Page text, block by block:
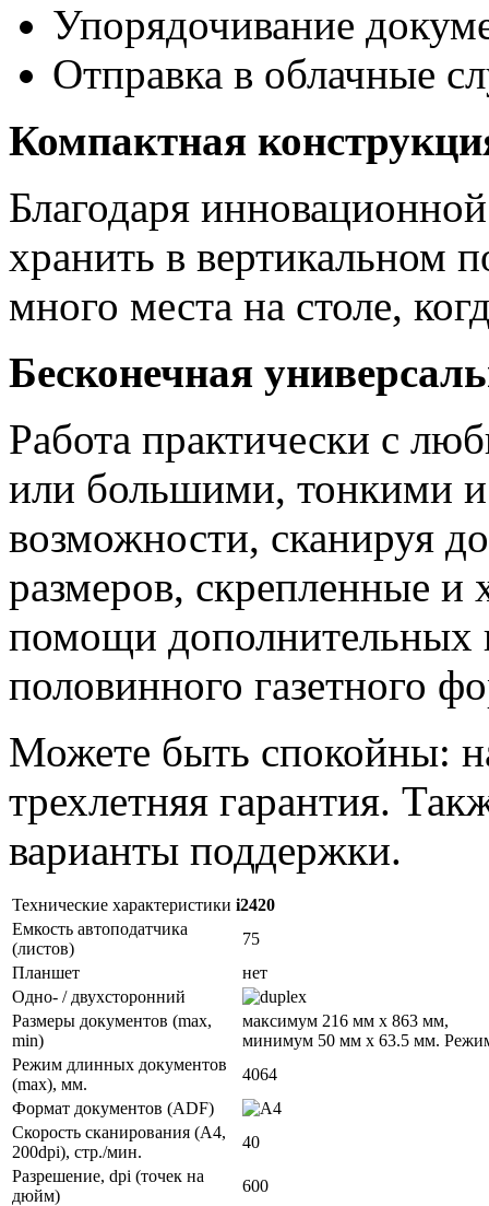
Упорядочивание
Отправка в облачные
Компактная
Благодаря
хранить в вертикальном
много места на столе,
Бесконечная
Работа практически с
или большими, тонкими
возможности, сканируя
размеров, скрепленные
помощи дополнительных
половинного газетного
Можете быть спокойны:
трехлетняя гарантия.
варианты поддержки.
Технические характеристики i2420
Емкость автоподатчика
(листов)
75
Планшет
нет
Одно- / двухсторонний
Размеры документов (max,
min)
максимум 216 мм х 863 мм,
минимум 50 мм х 63.5 мм.
Режим длинных документов
(max), мм.
4064
Формат документов (ADF)
Скорость сканирования (А4,
200dpi), стр./мин.
40
Разрешение, dpi (точек на
дюйм)
600